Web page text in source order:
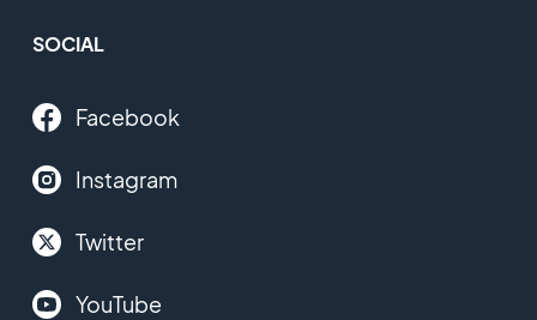
SOCIAL
Facebook
Instagram
Twitter
YouTube